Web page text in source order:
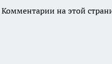
Комментарии на этой